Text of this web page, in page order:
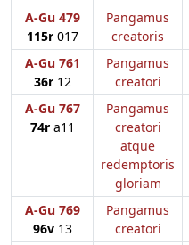
A-Gu 479
115r017
Pangamus
creatoris
A-Gu 761
36r12
Pangamus
creatori
A-Gu 767
74ra11
Pangamus
creatori
atque
redemptoris
gloriam
A-Gu 769
96v13
Pangamus
creatori